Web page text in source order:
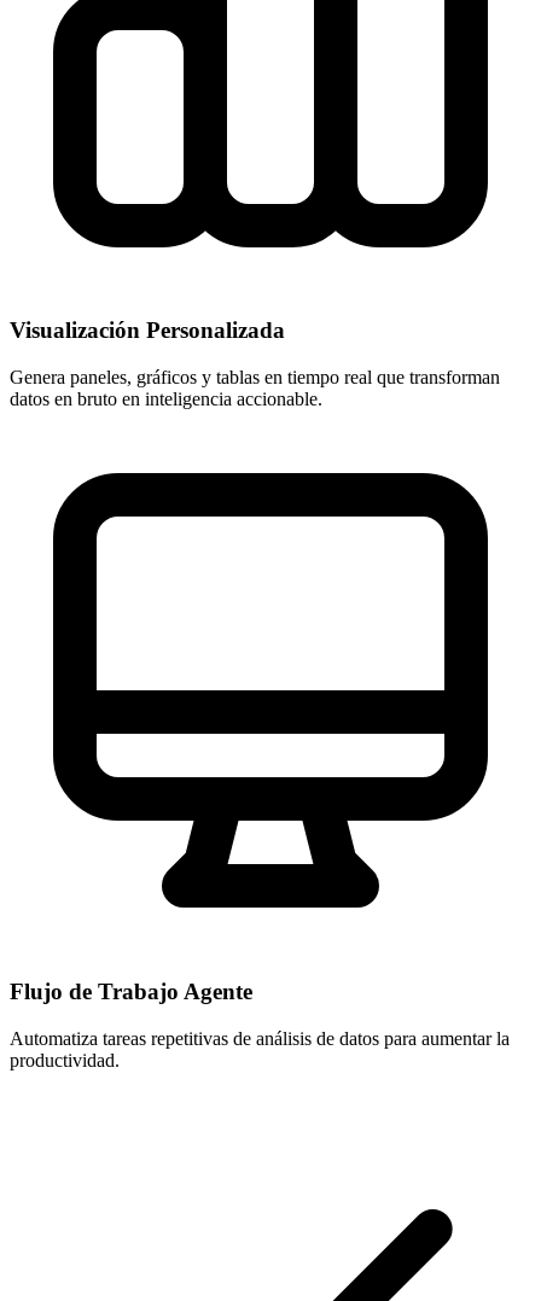
Visualización Personalizada
Genera paneles, gráficos y tablas en tiempo real que transforman
datos en bruto en inteligencia accionable.
Flujo de Trabajo Agente
Automatiza tareas repetitivas de análisis de datos para aumentar la
productividad.